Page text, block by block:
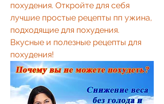
похудения. Откройте для себя
лучшие простые рецепты пп ужина,
подходящие для похудения.
Вкусные и полезные рецепты для
похудения!